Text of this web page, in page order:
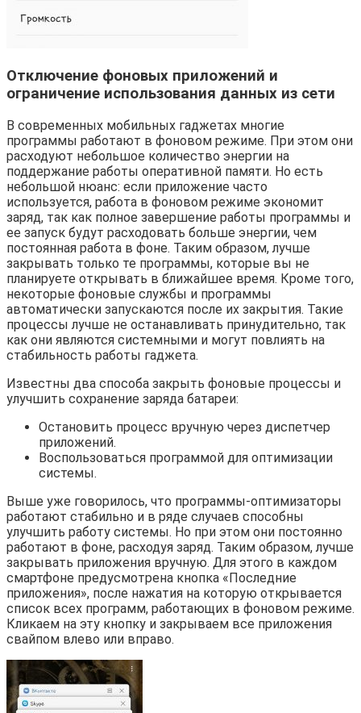
Отключение фоновых приложений и
ограничение использования данных из сети
В современных мобильных гаджетах многие
программы работают в фоновом режиме. При этом они
расходуют небольшое количество энергии на
поддержание работы оперативной памяти. Но есть
небольшой нюанс: если приложение часто
используется, работа в фоновом режиме экономит
заряд, так как полное завершение работы программы и
ее запуск будут расходовать больше энергии, чем
постоянная работа в фоне. Таким образом, лучше
закрывать только те программы, которые вы не
планируете открывать в ближайшее время. Кроме того,
некоторые фоновые службы и программы
автоматически запускаются после их закрытия. Такие
процессы лучше не останавливать принудительно, так
как они являются системными и могут повлиять на
стабильность работы гаджета.
Известны два способа закрыть фоновые процессы и
улучшить сохранение заряда батареи:
Остановить процесс вручную через диспетчер
приложений.
Воспользоваться программой для оптимизации
системы.
Выше уже говорилось, что программы-оптимизаторы
работают стабильно и в ряде случаев способны
улучшить работу системы. Но при этом они постоянно
работают в фоне, расходуя заряд. Таким образом, лучше
закрывать приложения вручную. Для этого в каждом
смартфоне предусмотрена кнопка «Последние
приложения», после нажатия на которую открывается
список всех программ, работающих в фоновом режиме.
Кликаем на эту кнопку и закрываем все приложения
свайпом влево или вправо.